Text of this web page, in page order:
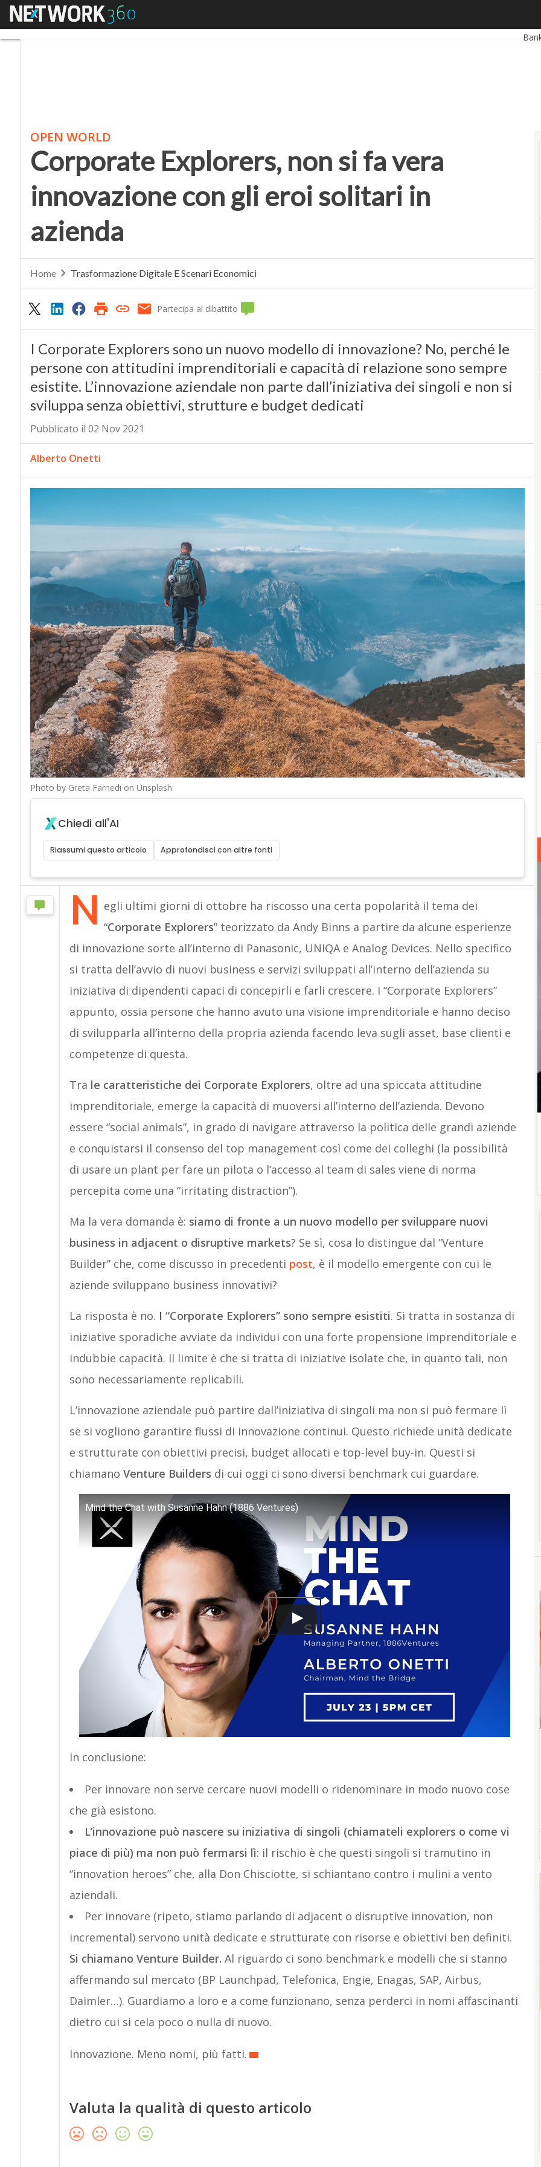
Menu
OPEN WORLD
Corporate Explorers, non si fa vera
innovazione con gli eroi solitari in
azienda
Home Trasformazione Digitale E Scenari Economici
Partecipa al dibattito
I Corporate Explorers sono un nuovo modello di innovazione? No, perché le
persone con attitudini imprenditoriali e capacità di relazione sono sempre
esistite. L’innovazione aziendale non parte dall’iniziativa dei singoli e non si
sviluppa senza obiettivi, strutture e budget dedicati
Pubblicato il 02 Nov 2021
Alberto Onetti
Photo by Greta Farnedi on Unsplash
Chiedi all'AI
Riassumi questo articolo Approfondisci con altre fonti
N egli ultimi giorni di ottobre ha riscosso una certa popolarità il tema dei
“Corporate Explorers” teorizzato da Andy Binns a partire da alcune esperienze
di innovazione sorte all’interno di Panasonic, UNIQA e Analog Devices. Nello specifico
si tratta dell’avvio di nuovi business e servizi sviluppati all’interno dell’azienda su
iniziativa di dipendenti capaci di concepirli e farli crescere. I “Corporate Explorers”
appunto, ossia persone che hanno avuto una visione imprenditoriale e hanno deciso
di svilupparla all’interno della propria azienda facendo leva sugli asset, base clienti e
competenze di questa.
Tra le caratteristiche dei Corporate Explorers, oltre ad una spiccata attitudine
imprenditoriale, emerge la capacità di muoversi all’interno dell’azienda. Devono
essere “social animals”, in grado di navigare attraverso la politica delle grandi aziende
e conquistarsi il consenso del top management così come dei colleghi (la possibilità
di usare un plant per fare un pilota o l’accesso al team di sales viene di norma
percepita come una “irritating distraction”).
Ma la vera domanda è: siamo di fronte a un nuovo modello per sviluppare nuovi
business in adjacent o disruptive markets? Se sì, cosa lo distingue dal “Venture
Builder” che, come discusso in precedenti post, è il modello emergente con cui le
aziende sviluppano business innovativi?
La risposta è no. I “Corporate Explorers” sono sempre esistiti. Si tratta in sostanza di
iniziative sporadiche avviate da individui con una forte propensione imprenditoriale e
indubbie capacità. Il limite è che si tratta di iniziative isolate che, in quanto tali, non
sono necessariamente replicabili.
L’innovazione aziendale può partire dall’iniziativa di singoli ma non si può fermare lì
se si vogliono garantire flussi di innovazione continui. Questo richiede unità dedicate
e strutturate con obiettivi precisi, budget allocati e top-level buy-in. Questi si
chiamano Venture Builders di cui oggi ci sono diversi benchmark cui guardare.
Mind the Chat with Susanne Hahn (1886 Ventures)
In conclusione:
Per innovare non serve cercare nuovi modelli o ridenominare in modo nuovo cose
che già esistono.
L’innovazione può nascere su iniziativa di singoli (chiamateli explorers o come vi
piace di più) ma non può fermarsi lì: il rischio è che questi singoli si tramutino in
“innovation heroes” che, alla Don Chisciotte, si schiantano contro i mulini a vento
aziendali.
Per innovare (ripeto, stiamo parlando di adjacent o disruptive innovation, non
incremental) servono unità dedicate e strutturate con risorse e obiettivi ben definiti.
Si chiamano Venture Builder. Al riguardo ci sono benchmark e modelli che si stanno
affermando sul mercato (BP Launchpad, Telefonica, Engie, Enagas, SAP, Airbus,
Daimler…). Guardiamo a loro e a come funzionano, senza perderci in nomi affascinanti
dietro cui si cela poco o nulla di nuovo.
Innovazione. Meno nomi, più fatti.
Valuta la qualità di questo articolo